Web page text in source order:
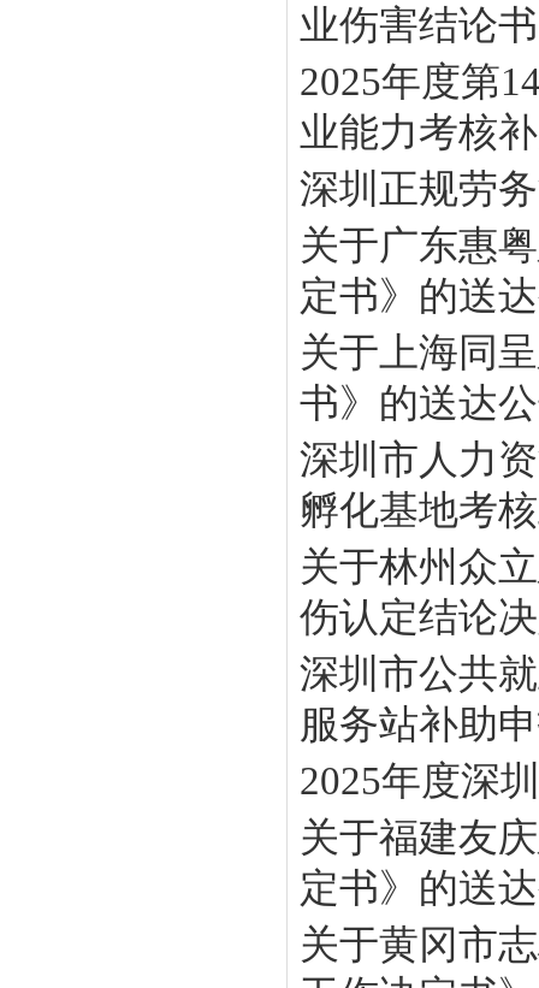
业伤害结论
2025年度第
业能力考核
深圳正规劳
关于广东惠
定书》的送
关于上海同
书》的送达
深圳市人力
孵化基地考
关于林州众
伤认定结论
深圳市公共
服务站补助
2025年度深
关于福建友
定书》的送
关于黄冈市